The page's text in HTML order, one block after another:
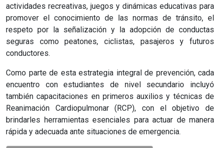
actividades recreativas, juegos y dinámicas educativas para
promover el conocimiento de las normas de tránsito, el
respeto por la señalización y la adopción de conductas
seguras como peatones, ciclistas, pasajeros y futuros
conductores.
Como parte de esta estrategia integral de prevención, cada
encuentro con estudiantes de nivel secundario incluyó
también capacitaciones en primeros auxilios y técnicas de
Reanimación Cardiopulmonar (RCP), con el objetivo de
brindarles herramientas esenciales para actuar de manera
rápida y adecuada ante situaciones de emergencia.